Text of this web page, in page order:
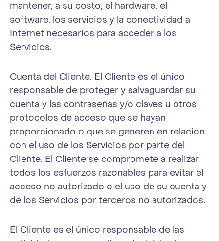
mantener, a su costo, el hardware, el
software, los servicios y la conectividad a
Internet necesarios para acceder a los
Servicios.
Cuenta del Cliente. El Cliente es el único
responsable de proteger y salvaguardar su
cuenta y las contraseñas y/o claves u otros
protocolos de acceso que se hayan
proporcionado o que se generen en relación
con el uso de los Servicios por parte del
Cliente. El Cliente se compromete a realizar
todos los esfuerzos razonables para evitar el
acceso no autorizado o el uso de su cuenta y
de los Servicios por terceros no autorizados.
El Cliente es el único responsable de las